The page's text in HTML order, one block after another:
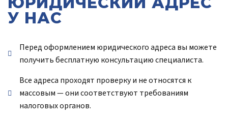
У НАС
Перед оформлением юридического адреса вы можете
получить бесплатную консультацию специалиста.
Все адреса проходят проверку и не относятся к
массовым — они соответствуют требованиям
налоговых органов.